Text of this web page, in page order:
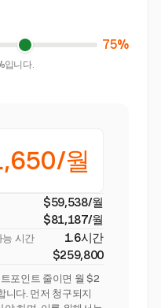
75%
입니다.
월
$59,538/월
$81,187/월
능 시간 1.6시간
$259,800
포인트 줄이면 월 $2
다. 먼저 청구되지